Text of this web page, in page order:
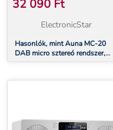
TÁVIRÁNYÍTÓ, EZÜST
32 090 Ft
ElectronicStar
Hasonlók, mint Auna MC-20
DAB micro sztereó rendszer,
DAB+, bluetooth, távirányító,